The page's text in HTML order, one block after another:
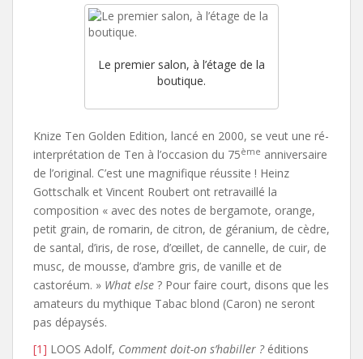
Le premier salon, à l’étage de la
boutique.
Knize Ten Golden Edition, lancé en 2000, se veut une ré-
interprétation de Ten à l’occasion du 75ème anniversaire
de l’original. C’est une magnifique réussite ! Heinz
Gottschalk et Vincent Roubert ont retravaillé la
composition « avec des notes de bergamote, orange,
petit grain, de romarin, de citron, de géranium, de cèdre,
de santal, d’iris, de rose, d’œillet, de cannelle, de cuir, de
musc, de mousse, d’ambre gris, de vanille et de
castoréum. » What else ? Pour faire court, disons que les
amateurs du mythique Tabac blond (Caron) ne seront
pas dépaysés.
[1] LOOS Adolf, Comment doit-on s’habiller ? éditions